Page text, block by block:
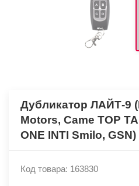
Дубликатор ЛАЙТ-9
Motors, Came TOP
ONE INTI Smilo, GSN)
Код товара: 163830